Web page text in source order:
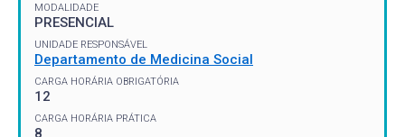
MODALIDADE
PRESENCIAL
UNIDADE RESPONSÁVEL
Departamento de Medicina Social
CARGA HORÁRIA OBRIGATÓRIA
12
CARGA HORÁRIA PRÁTICA
8